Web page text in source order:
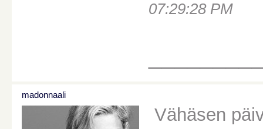
07:29:28 PM
madonnaali
Vähäsen